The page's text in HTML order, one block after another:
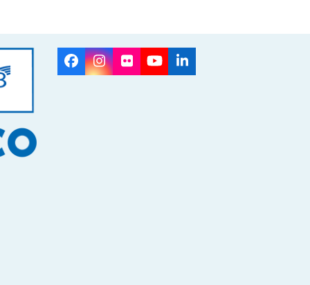
Facebook
Instagram
FlickrYouTubeLinkedIn